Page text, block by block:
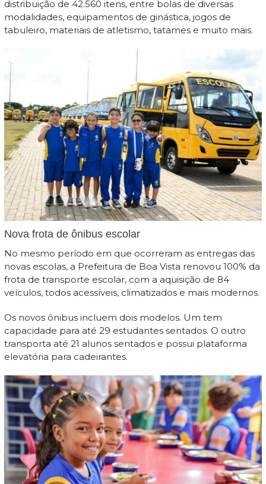
distribuição de 42.560 itens, entre bolas de diversas
modalidades, equipamentos de ginástica, jogos de
tabuleiro, materiais de atletismo, tatames e muito mais.
Nova frota de ônibus escolar
No mesmo período em que ocorreram as entregas das
novas escolas, a Prefeitura de Boa Vista renovou 100% da
frota de transporte escolar, com a aquisição de 84
veículos, todos acessíveis, climatizados e mais modernos.
Os novos ônibus incluem dois modelos. Um tem
capacidade para até 29 estudantes sentados. O outro
transporta até 21 alunos sentados e possui plataforma
elevatória para cadeirantes.